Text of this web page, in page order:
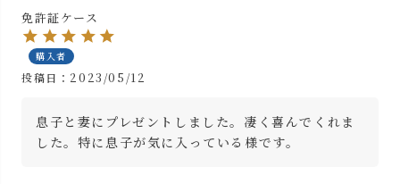
免許証ケース
購入者
投稿日 2023/05/12
息子と妻にプレゼントしました。凄く喜んでくれま
した。特に息子が気に入っている様です。